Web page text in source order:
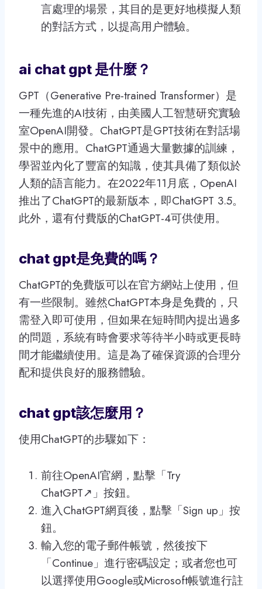
言處理的場景，其目的是更好地模擬人類
的對話方式，以提高用户體驗。
ai chat gpt 是什麼？
GPT（Generative Pre-trained Transformer）是
一種先進的AI技術，由美國人工智慧研究實驗
室OpenAI開發。ChatGPT是GPT技術在對話場
景中的應用。ChatGPT通過大量數據的訓練，
學習並內化了豐富的知識，使其具備了類似於
人類的語言能力。在2022年11月底，OpenAI
推出了ChatGPT的最新版本，即ChatGPT 3.5。
此外，還有付費版的ChatGPT-4可供使用。
chat gpt是免費的嗎？
ChatGPT的免費版可以在官方網站上使用，但
有一些限制。雖然ChatGPT本身是免費的，只
需登入即可使用，但如果在短時間內提出過多
的問題，系統有時會要求等待半小時或更長時
間才能繼續使用。這是為了確保資源的合理分
配和提供良好的服務體驗。
chat gpt該怎麼用？
使用ChatGPT的步驟如下：
前往OpenAI官網，點擊「Try
ChatGPT↗」按鈕。
進入ChatGPT網頁後，點擊「Sign up」按
鈕。
輸入您的電子郵件帳號，然後按下
「Continue」進行密碼設定；或者您也可
以選擇使用Google或Microsoft帳號進行註